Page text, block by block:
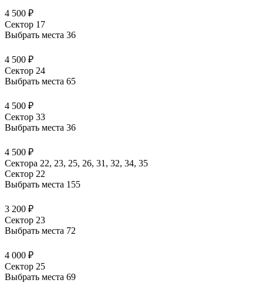
4 500 ₽
Сектор 17
Выбрать места 36
4 500 ₽
Сектор 24
Выбрать места 65
4 500 ₽
Сектор 33
Выбрать места 36
4 500 ₽
Сектора 22, 23, 25, 26, 31, 32, 34, 35
Сектор 22
Выбрать места 155
3 200 ₽
Сектор 23
Выбрать места 72
4 000 ₽
Сектор 25
Выбрать места 69